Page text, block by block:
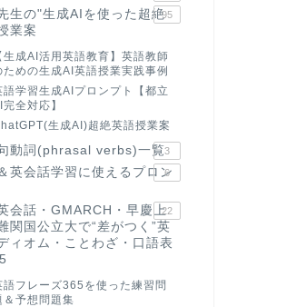
生の"生成AIを使った超絶
業案
95
生成AI活用英語教育】英語教師
ための生成AI英語授業実践事例
語学習生成AIプロンプト【都立
完全対応】
生成AI)超絶英語授業案
動詞(phrasal verbs)一覧3
英会話学習に使えるプロン
6
会話・GMARCH・早慶上
関国公立大で“差がつく”英
ィオム・ことわざ・口語表
22
語フレーズ365を使った練習問
＆予想問題集